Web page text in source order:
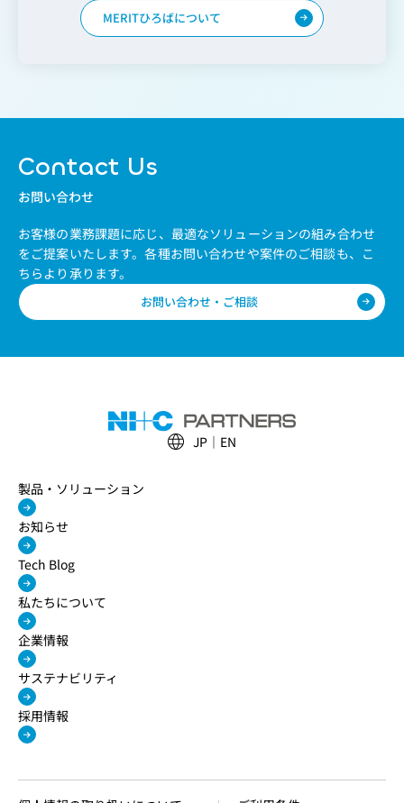
MERITひろばについて
Contact Us
お問い合わせ
お客様の業務課題に応じ、最適なソリューションの組み合わせ
をご提案いたします。各種お問い合わせや案件のご相談も、こ
ちらより承ります。
お問い合わせ・ご相談
JP EN
製品・ソリューション
お知らせ
Tech Blog
私たちについて
企業情報
サステナビリティ
採用情報